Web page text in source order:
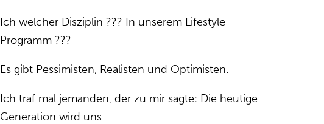
Ich welcher Disziplin ??? In unserem Lifestyle
Programm ???
Es gibt Pessimisten, Realisten und Optimisten.
Ich traf mal jemanden, der zu mir sagte: Die heutige
Generation wird uns